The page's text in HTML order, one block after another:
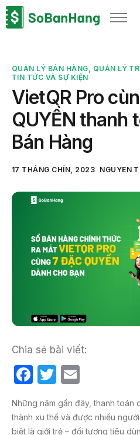
Sản phẩm
Bảng giá
Blog
Thông tin thuế
Về chúng tôi
QUẢN LÝ BÁN HÀNG, QUẢN LÝ
TIN TỨC VÀ SỰ KIỆN
VietQR Pro
QUYỀN thanh
Bán Hàng
17 THÁNG CHÍN, 2023 NGUYEN
Chia sẻ bài viết:
F
c
T
w
itt ail
Những năm gần đây, thanh toán
thành xu thế và được nhiều
biệt là giới trẻ – đối tượng tiêu